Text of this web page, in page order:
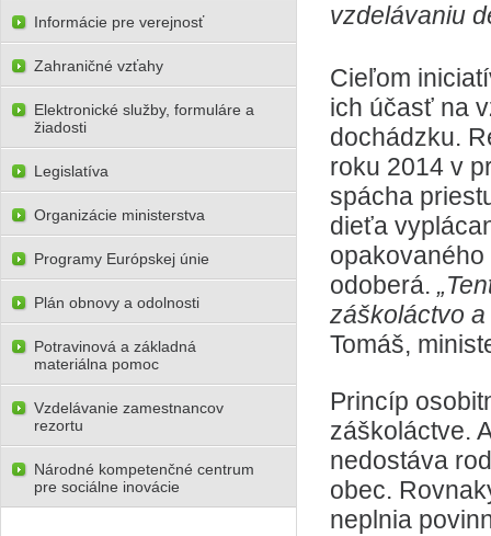
vzdelávaniu
Cieľom
ich účasť na
dochádzku.
roku 2014 v
spácha
dieťa
odoberá.
záškoláctvo
Tomáš,
Princíp
záškoláctve.
nedostáva
obec.
neplnia
Informácie pre verejnosť
Zahraničné vzťahy
Elektronické služby, formuláre a
žiadosti
Legislatíva
Organizácie ministerstva
Programy Európskej únie
Plán obnovy a odolnosti
Potravinová a základná
materiálna pomoc
Vzdelávanie zamestnancov
rezortu
Národné kompetenčné centrum
pre sociálne inovácie